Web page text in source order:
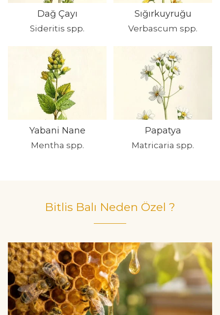
Dağ Çayı
Sideritis spp.
Sığırkuyruğu
Verbascum spp.
Yabani Nane
Mentha spp.
Papatya
Matricaria spp.
Bitlis Balı Neden Özel ?